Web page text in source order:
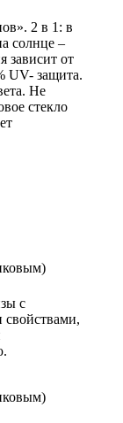
2 в 1: в
солнце –
зависит от
UV- защита.
Не
стекло
с